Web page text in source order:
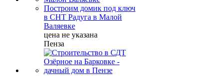
Построим домик под ключ
в СНТ Радуга в Малой
Валяевке
цена не указана
Пенза